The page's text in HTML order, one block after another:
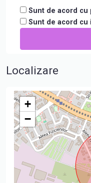
Sunt de acord
Sunt de acord
Localizare
+
−